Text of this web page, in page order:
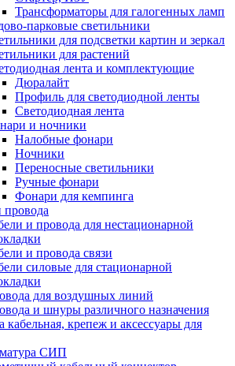
Трансформаторы для галогенных ламп
парковые светильники
для подсветки картин и зеркал
для растений
лента и комплектующие
Дюралайт
Профиль для светодиодной ленты
Светодиодная лента
и ночники
Налобные фонари
Ночники
Переносные светильники
Ручные фонари
Фонари для кемпинга
провода
и провода для нестационарной
и провода связи
силовые для стационарной
для воздушных линий
и шнуры различного назначения
кабельная, крепеж и аксессуары для
СИП